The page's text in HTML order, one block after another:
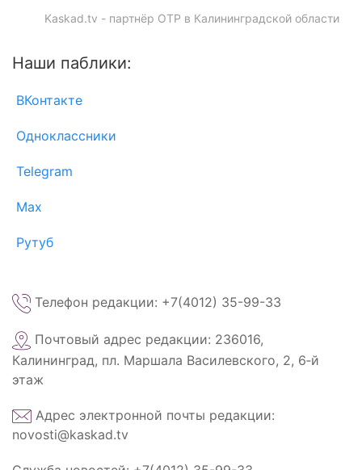
Kaskad.tv - партнёр ОТР в Калининградской области
Наши паблики:
ВКонтакте
Одноклассники
Telegram
Max
Рутуб
Телефон редакции: +7(4012) 35-99-33
Почтовый адрес редакции: 236016,
Калининград, пл. Маршала Василевского, 2, 6‑й
этаж
Адрес электронной почты редакции:
novosti@kaskad.tv